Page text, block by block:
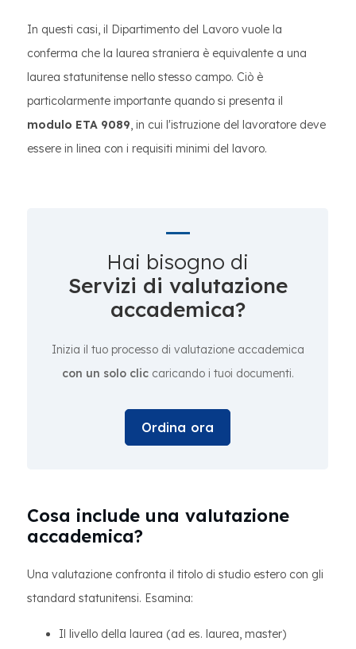
In questi casi, il Dipartimento del Lavoro vuole la
conferma che la laurea straniera è equivalente a una
laurea statunitense nello stesso campo. Ciò è
particolarmente importante quando si presenta il
modulo ETA 9089, in cui l'istruzione del lavoratore deve
essere in linea con i requisiti minimi del lavoro.
Hai bisogno di
Servizi di valutazione
accademica?
Inizia il tuo processo di valutazione accademica
con un solo cliccaricando i tuoi documenti.
Ordina ora
Cosa include una valutazione
accademica?
Una valutazione confronta il titolo di studio estero con gli
standard statunitensi. Esamina:
Il livello della laurea (ad es. laurea, master)